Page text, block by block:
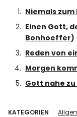
Niemals
Einen Gott,
Bonhoeffer)
Reden von
Morgen
Gott nahe
KATEGORIEN